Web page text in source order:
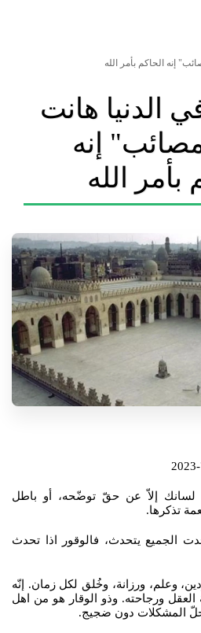
الحاكم بأمر الله
الدنيا هانت
إنه
بأمر الله
إلاّ عن حقّ توضّحه، أو باطل
تذكرها.
يتحدث، فالوقور اذا تحدث
وعلم، ورزانة، وخُلق لكل زمان. إنّه
ورجاحته. وذو الوقار هو من اهل
المشكلات دون ضجيج.